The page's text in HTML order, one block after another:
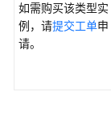
选
型
如需购买该类型实
例，请提交工单申
请。